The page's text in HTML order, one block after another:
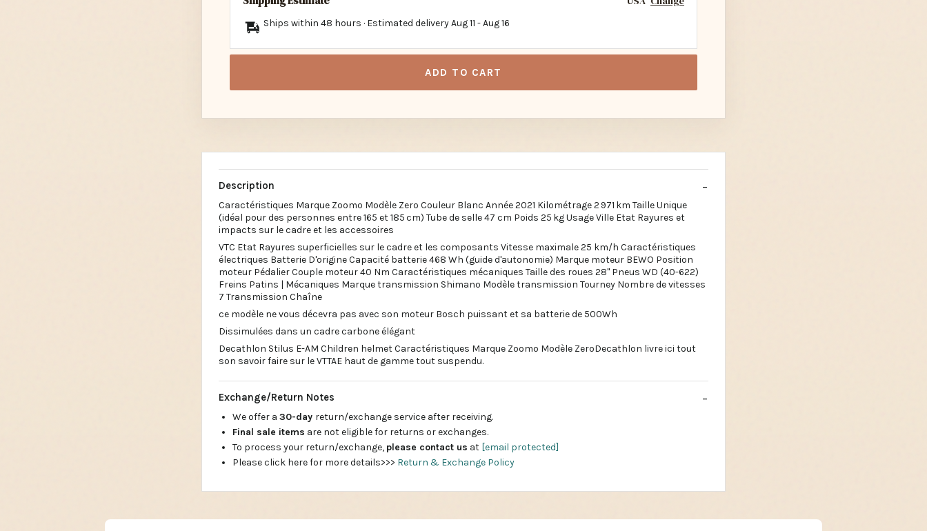
Ships within 48 hours · Estimated deliveryAug 11 -Aug 16
ADD TO CART
Description
Caractéristiques Marque Zoomo Modèle Zero Couleur Blanc Année 2021 Kilométrage 2 971 km Taille Unique
(idéal pour des personnes entre 165 et 185 cm) Tube de selle 47 cm Poids 25 kg Usage Ville Etat Rayures et
impacts sur le cadre et les accessoires
VTC Etat Rayures superficielles sur le cadre et les composants Vitesse maximale 25 km/h Caractéristiques
électriques Batterie D'origine Capacité batterie 468 Wh (guide d'autonomie) Marque moteur BEWO Position
moteur Pédalier Couple moteur 40 Nm Caractéristiques mécaniques Taille des roues 28" Pneus WD (40-622)
Freins Patins | Mécaniques Marque transmission Shimano Modèle transmission Tourney Nombre de vitesses
7 Transmission Chaîne
ce modèle ne vous décevra pas avec son moteur Bosch puissant et sa batterie de 500Wh
Dissimulées dans un cadre carbone élégant
Decathlon Stilus E-AM Children helmet Caractéristiques Marque Zoomo Modèle ZeroDecathlon livre ici tout
son savoir faire sur le VTTAE haut de gamme tout suspendu.
Exchange/Return Notes
We offer a 30-day return/exchange service after receiving.
Final sale items are not eligible for returns or exchanges.
To process your return/exchange, please contact us at [email protected]
Please click here for more details>>> Return & Exchange Policy